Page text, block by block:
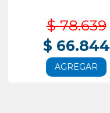
$ 78.639
$ 66.844
AGREGAR